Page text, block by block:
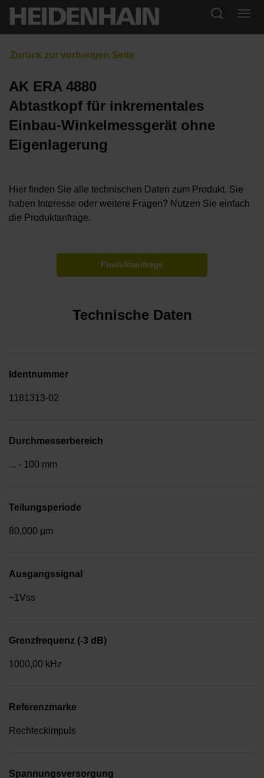
AK ERA 4880
Abtastkopf für inkrementales
Einbau-Winkelmessgerät ohne
Eigenlagerung
Hier finden Sie alle technischen Daten zum Produkt. Sie
haben Interesse oder weitere Fragen? Nutzen Sie einfach
die Produktanfrage.
Produktanfrage
Technische Daten
Identnummer
1181313-02
Durchmesserbereich
... - 100 mm
Teilungsperiode
80,000 µm
Ausgangssignal
~1Vss
Grenzfrequenz (-3 dB)
1000,00 kHz
Referenzmarke
Rechteckimpuls
Spannungsversorgung